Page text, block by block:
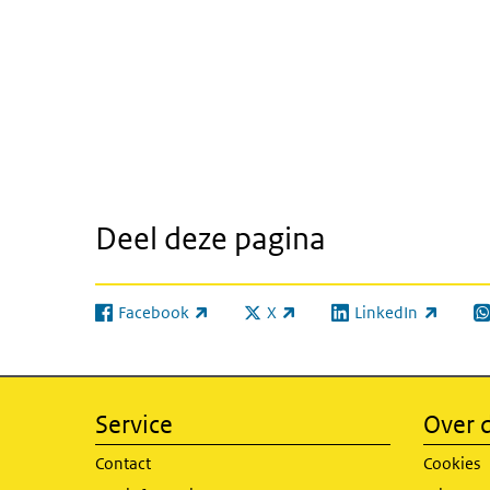
Deel deze pagina
Facebook
(externe link) X
(externe link) LinkedIn
(externe link)
Service
Contact
Over
Cookies